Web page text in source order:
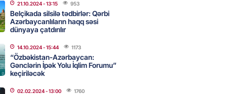
- 14:30
dən mikro biznes
5%-dək endirim
- 14:28 95
21.10.2024- 13:15 953
Belçikada silsilə tədbirlər: Qərbi
Azərbaycanlıların haqq səsi
dünyaya çatdırılır
14.10.2024- 15:44 1173
“Özbəkistan-Azərbaycan:
Gənclərin İpək Yolu İqlim Forumu”
keçiriləcək
02.02.2024- 13:00 1760